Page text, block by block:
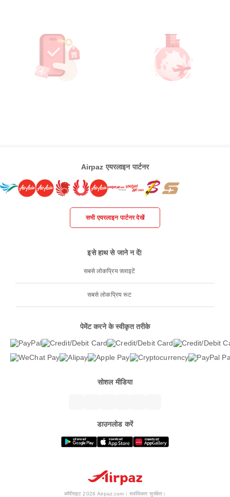
Airpaz एयरलाइन पार्टनर
सभी एयरलाइन पार्टनर देखें
इसे हाथ से जाने न दें!
सबसे लोकप्रिय फ़्लाइटें
सबसे लोकप्रिय रूट
पेमेंट करने के स्वीकृत तरीके
सोशल मीडिया
डाउनलोड करें
कॉपीराइट 2026 Airpaz.com। सर्वाधिकार सुरक्षित।